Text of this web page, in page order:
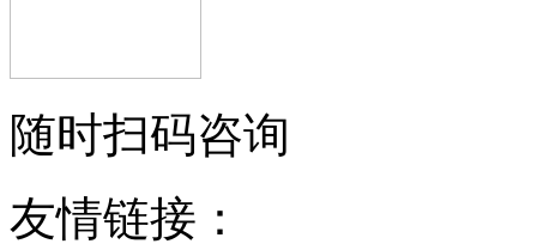
随时扫码咨询
友情链接：